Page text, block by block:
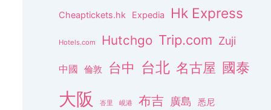
Cheaptickets.hk Expedia Hk Express
Hotels.com Hutchgo Trip.com Zuji
中國 倫敦 台中 台北 名古屋 國泰
大阪 峇里 峴港 布吉 廣島 悉尼